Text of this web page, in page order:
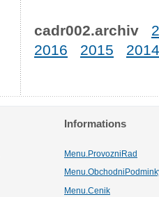
cadr002.archiv
2016
2015 2014
Informations
Menu.ProvozniRad
Menu.Cenik